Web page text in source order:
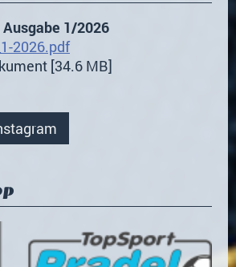
Ausgabe 1/2026
2026.pdf
[34.6 MB]